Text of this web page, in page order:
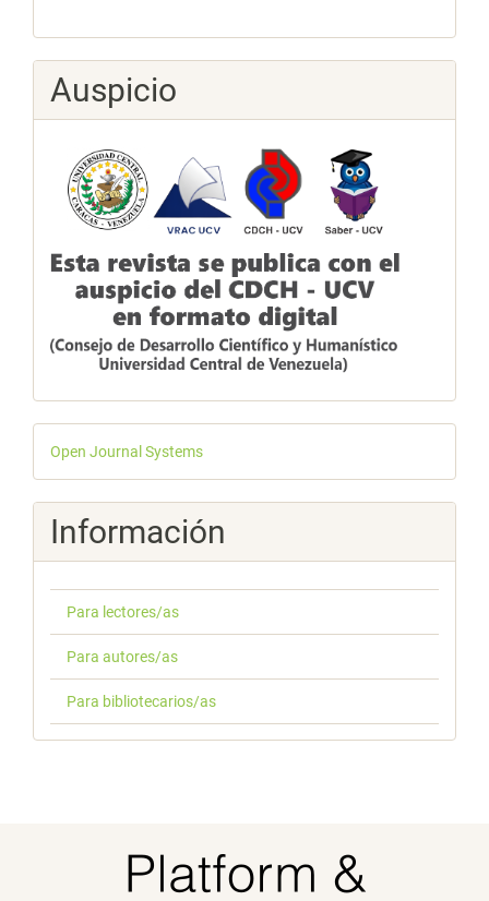
Auspicio
Desarrollado
por
Open Journal Systems
Información
Para lectores/as
Para autores/as
Para bibliotecarios/as